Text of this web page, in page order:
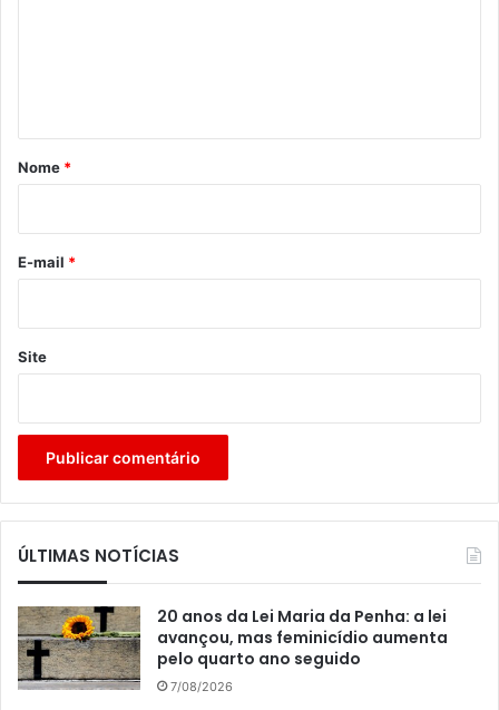
r
*
Nome *
E-mail *
Site
ÚLTIMAS NOTÍCIAS
20 anos da Lei Maria da Penha: a lei
avançou, mas feminicídio aumenta
pelo quarto ano seguido
7/08/2026